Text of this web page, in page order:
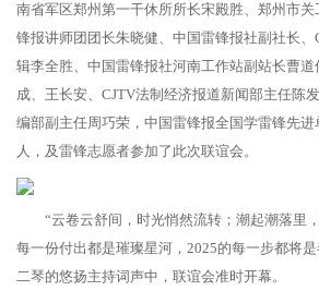
南省军区郑州第一干休所所长宋殿胜、郑州市
锋报讲师团团长朱晓健、中国雷锋报社副社长、
辑李全胜、中国雷锋报社河南工作站副站长曹
成、王长安、CJTV法制经济报道新闻部主任陈
编部副主任周巧荣，中国雷锋报全国学雷锋先
人，及雷锋志愿者参加了此次联谊会。
“云卷云舒间，时光悄然流转；潮起潮落里
每一份付出都是璀璨星河，2025的每一步都将
二琴的悠扬主持词声中，联谊会准时开幕。